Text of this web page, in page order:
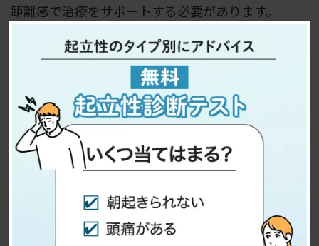
距離感で治療をサポートする必要があります。
起立性調節障害の治療中に最も大切なことは「子供
が健康なら他はなんでもいい」と割り切ることで
す。進学や受験など色々と気になる事は多いと思い
ますが、子供が病気である以上考えても仕方ありま
せん。
子供の心と体が健康であるように、自宅での運動や
す。ここで大切なのは、子供の意思を尊重する事で